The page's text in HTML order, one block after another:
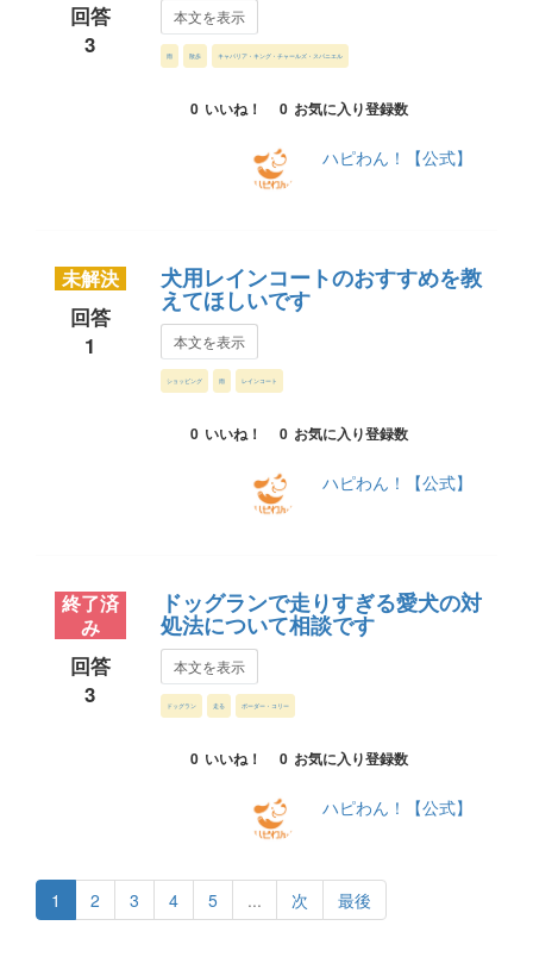
回答
3
本文を表示
雨 散歩 キャバリア・キング・チャールズ・スパニエル
0 いいね！ 0 お気に入り登録数
ハピわん！【公式】
未解決
回答
1
犬用レインコートのおすすめを教
えてほしいです
本文を表示
ショッピング 雨 レインコート
0 いいね！ 0 お気に入り登録数
ハピわん！【公式】
終了済
み
回答
3
ドッグランで走りすぎる愛犬の対
処法について相談です
本文を表示
ドッグラン 走る ボーダー・コリー
0 いいね！ 0 お気に入り登録数
ハピわん！【公式】
1 2 3 4 5 ... 次 最後